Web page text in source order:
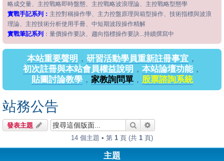
略成交量、主控戰略即時盤態、主控戰略波浪理論、主控戰略型態學
實戰手記系列： 主控對稱操作學、主力控盤原理與箱型操作、技術指標與波浪
理論、主控技術分析使用手冊、中短期波段操作精解
實戰筆記系列 ：量價操作要訣、趨向指標操作要訣...持續撰寫中
本站重要聲明 ， 研習活動學員重新註冊事宜 ，
初次註冊與本站會員權益說明 ， 本站論壇功能，
貼圖討論教學， 家教詢問單， 股票諮詢系統
站務公告
發表主題 搜尋
14 個主題 • 第 1 頁 (共 1 頁)
主題